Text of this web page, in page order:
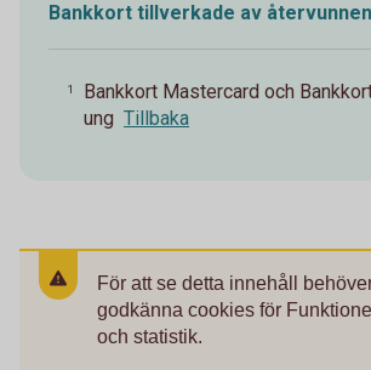
Bankkort tillverkade av återvunnen
1
Bankkort Mastercard och
ung Tillbaka
För att se detta innehåll
godkänna cookies för
och statistik.